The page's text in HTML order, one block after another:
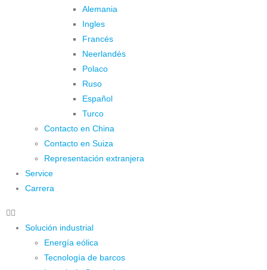
Alemania
Ingles
Francés
Neerlandés
Polaco
Ruso
Español
Turco
Contacto en China
Contacto en Suiza
Representación extranjera
Service
Carrera
Solución industrial
Energía eólica
Tecnología de barcos